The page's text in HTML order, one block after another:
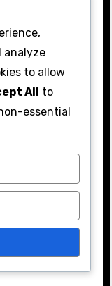
verpasste
er einen
in sozialen
Drops, was
Drops-
analyze
to allow
All to
essential